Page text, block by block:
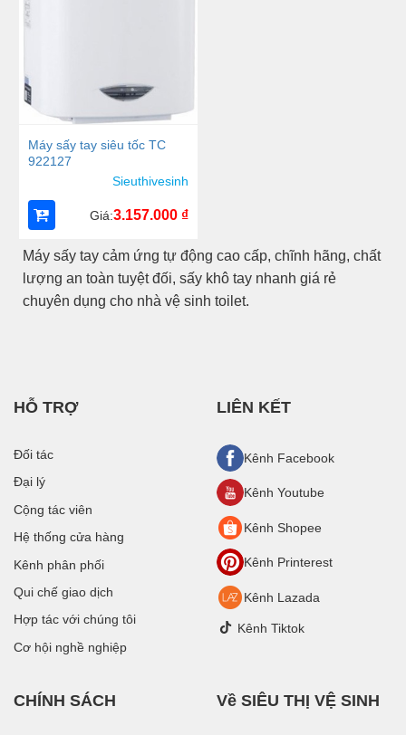
Máy sấy tay siêu tốc TC
922127
Sieuthivesinh
Giá:3.157.000 ₫
Máy sấy tay cảm ứng tự động cao cấp, chĩnh hãng, chất
lượng an toàn tuyệt đối, sấy khô tay nhanh giá rẻ
chuyên dụng cho nhà vệ sinh toilet.
HỖ TRỢ
Đối tác
Đại lý
Cộng tác viên
Hệ thống cửa hàng
Kênh phân phối
Qui chế giao dịch
Hợp tác với chúng tôi
Cơ hội nghề nghiệp
LIÊN KẾT
Kênh Facebook
Kênh Youtube
Kênh Shopee
Kênh Printerest
Kênh Lazada
Kênh Tiktok
CHÍNH SÁCH Về SIÊU THỊ VỆ SINH